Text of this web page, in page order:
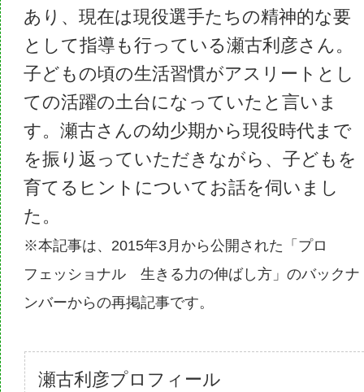
あり、現在は現役選手たちの精神的な要
として指導も行っている瀬古利彦さん。
子どもの頃の生活習慣がアスリートとし
ての活躍の土台になっていたと言いま
す。瀬古さんの幼少期から現役時代まで
を振り返っていただきながら、子どもを
育てるヒントについてお話を伺いまし
た。
※本記事は、2015年3月から公開された「プロ
フェッショナル 生きる力の伸ばし方」のバックナ
ンバーからの再掲記事です。
瀬古利彦プロフィール